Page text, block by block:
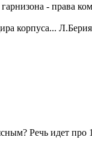
- права
корпуса... Л.Берия
Речь идет про